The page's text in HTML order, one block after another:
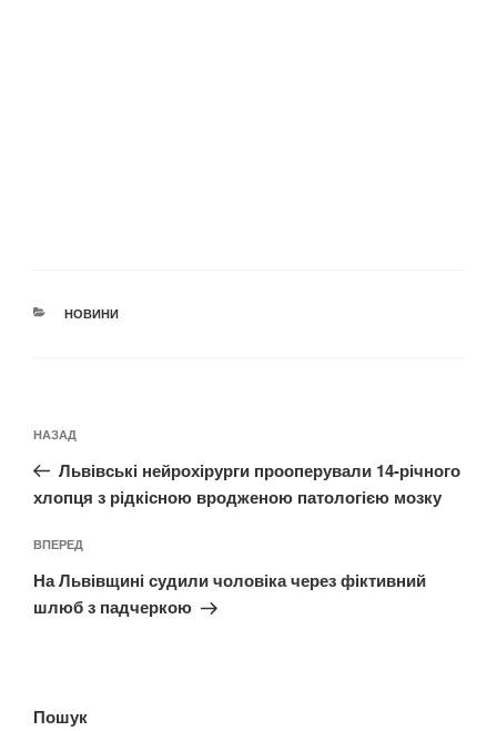
КАТЕГОРІЇ
НОВИНИ
записів
Попередній
запис:
НАЗАД
Львівські нейрохірурги прооперували 14-річного
хлопця з рідкісною вродженою патологією мозку
Наступний
запис
ВПЕРЕД
На Львівщині судили чоловіка через фіктивний
шлюб з падчеркою
Пошук